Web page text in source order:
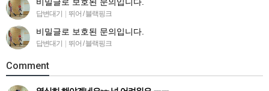
답변대기 | 뛰어 / 블랙핑크
비밀글로 보호된 문의입니다.
답변대기 | 뛰어 / 블랙핑크
Comment